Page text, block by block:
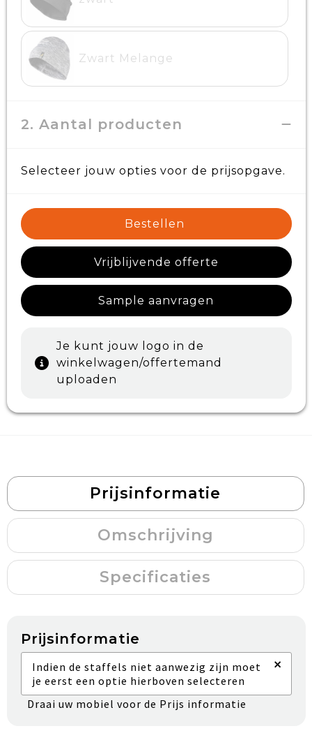
Zwart Melange
2. Aantal producten
Selecteer jouw opties voor de prijsopgave.
Bestellen
Vrijblijvende offerte
Sample aanvragen
Je kunt jouw logo in de
winkelwagen/offertemand
uploaden
Prijsinformatie
Omschrijving
Specificaties
Prijsinformatie
Indien de staffels niet aanwezig zijn moet
je eerst een optie hierboven selecteren
×
Draai uw mobiel voor de Prijs informatie